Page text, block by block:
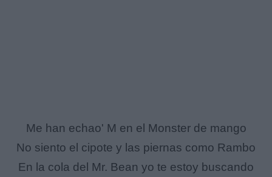
Me han echao' M en el Monster de mango
No siento el cipote y las piernas como Rambo
En la cola del Mr. Bean yo te estoy buscando